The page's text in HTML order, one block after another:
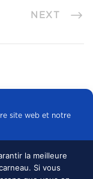
site web et notre
NEXT
DROITS
la meilleure
Si vous